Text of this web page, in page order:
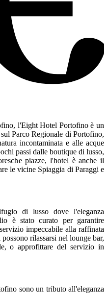
l'Eight Hotel Portofino è un
Parco Regionale di Portofino,
incontaminata e alle acque
passi dalle boutique di lusso,
piazze, l'hotel è anche il
le vicine Spiaggia di Paraggi e
di lusso dove l'eleganza
è stato curato per garantire
impeccabile alla raffinata
rilassarsi nel lounge bar,
o approfittare del servizio in
sono un tributo all'eleganza